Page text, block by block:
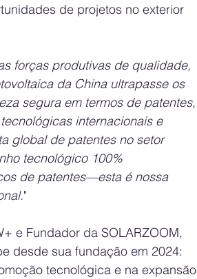
de projetos no exterior
forças produtivas de qualidade,
da China ultrapasse os
segura em termos de patentes,
internacionais e
global de patentes no setor
tecnológico 100%
de patentes—esta é nossa
"
e Fundador da SOLARZOOM,
desde sua fundação em 2024:
tecnológica e na expansão